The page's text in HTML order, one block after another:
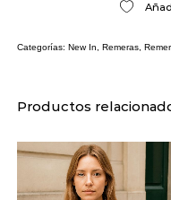
Categorías: New In Remeras,
Productos